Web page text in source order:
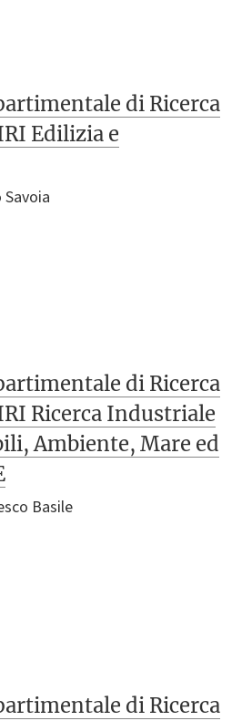
di Ricerca
Edilizia e
di Ricerca
Ricerca Industriale
Ambiente, Mare ed
Basile
di Ricerca